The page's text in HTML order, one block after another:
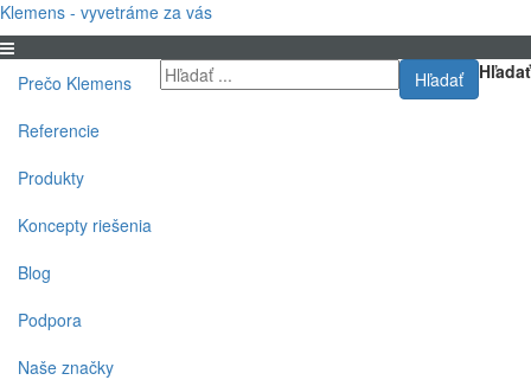
Klemens - vyvetráme za vás
Hľadať
Hľadať
Prečo Klemens
Referencie
Produkty
Koncepty riešenia
Blog
Podpora
Naše značky